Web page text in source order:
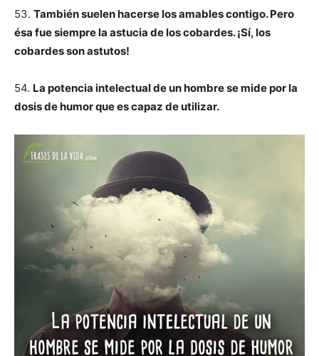
53. También suelen hacerse los amables contigo. Pero
ésa fue siempre la astucia de los cobardes. ¡Sí, los
cobardes son astutos!
54. La potencia intelectual de un hombre se mide por la
dosis de humor que es capaz de utilizar.